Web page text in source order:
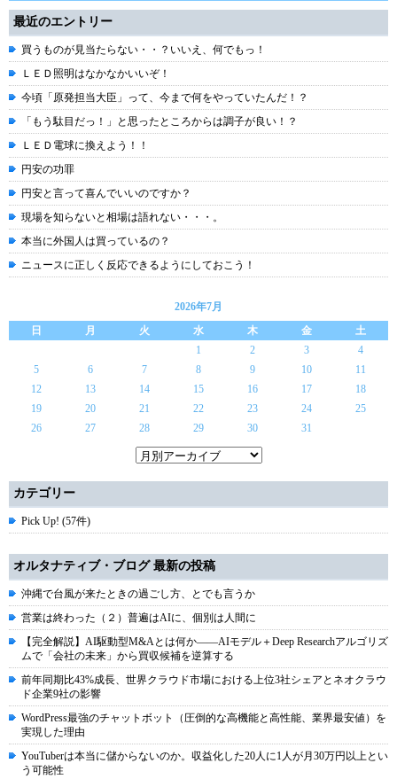
最近のエントリー
買うものが見当たらない・・？いいえ、何でもっ！
ＬＥＤ照明はなかなかいいぞ！
今頃「原発担当大臣」って、今まで何をやっていたんだ！？
「もう駄目だっ！」と思ったところからは調子が良い！？
ＬＥＤ電球に換えよう！！
円安の功罪
円安と言って喜んでいいのですか？
現場を知らないと相場は語れない・・・。
本当に外国人は買っているの？
ニュースに正しく反応できるようにしておこう！
2026年7月
日
月 火 水 木 金
土
1
2 3
4
5
6 7 8 9 10
11
12
13 14 15 16 17
18
19
20 21 22 23 24
25
26
27 28 29 30 31
カテゴリー
Pick Up! (57件)
オルタナティブ・ブログ 最新の投稿
沖縄で台風が来たときの過ごし方、とでも言うか
営業は終わった（２）普遍はAIに、個別は人間に
【完全解説】AI駆動型M&Aとは何か――AIモデル＋Deep Researchアルゴリズ
ムで「会社の未来」から買収候補を逆算する
前年同期比43%成長、世界クラウド市場における上位3社シェアとネオクラウ
ド企業9社の影響
WordPress最強のチャットボット（圧倒的な高機能と高性能、業界最安値）を
実現した理由
YouTuberは本当に儲からないのか。収益化した20人に1人が月30万円以上とい
う可能性